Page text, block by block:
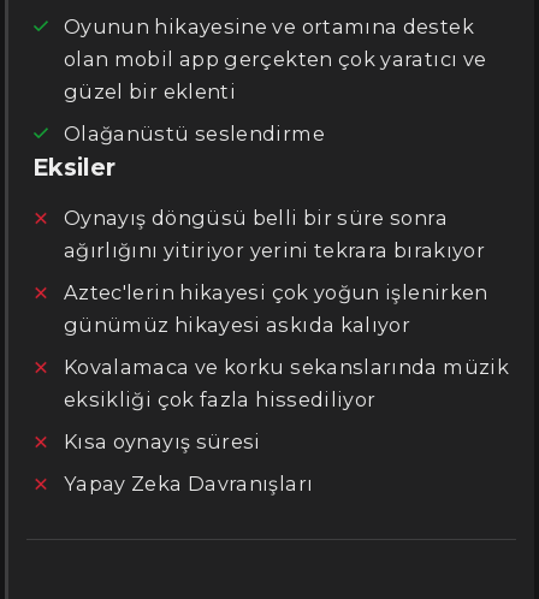
Oyunun hikayesine ve ortamına destek
olan mobil app gerçekten çok yaratıcı ve
güzel bir eklenti
Olağanüstü seslendirme
Eksiler
Oynayış döngüsü belli bir süre sonra
ağırlığını yitiriyor yerini tekrara bırakıyor
Aztec'lerin hikayesi çok yoğun işlenirken
günümüz hikayesi askıda kalıyor
Kovalamaca ve korku sekanslarında müzik
eksikliği çok fazla hissediliyor
Kısa oynayış süresi
Yapay Zeka Davranışları